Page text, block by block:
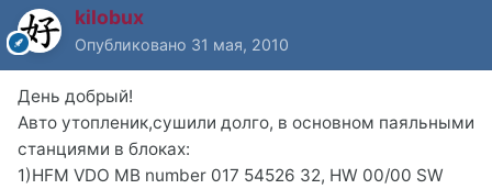
kilobux
Опубликовано 31 мая, 2010
День добрый!
Авто утопленик,сушили долго, в основном паяльными
станциями в блоках:
1)HFM VDO MB number 017 54526 32, HW 00/00 SW